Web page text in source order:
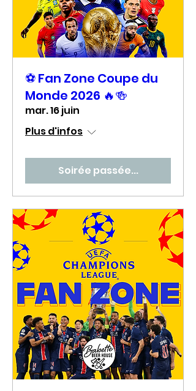
⚽ Fan Zone Coupe du
Monde 2026 🔥🍻
mar. 16 juin
Plus d'infos
Soirée passée...